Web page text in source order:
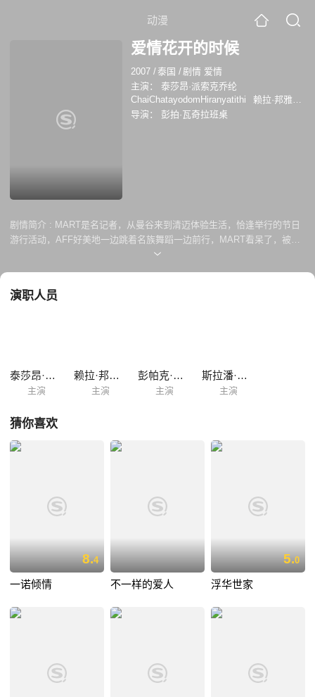
动漫
爱情花开的时候
2007 / 泰国 /剧情 爱情
主演：
泰莎昂·派索克乔纶
ChaiChatayodomHiranyatithi
赖拉·邦雅
淑
柯尔士艾达·潘恩温
导演： 彭拍·瓦奇拉班桌
剧情简介 : MART是名记者，从曼谷来到清迈体验生活，恰逢举行的节日
游行活动，AFF好美地一边跳着名族舞蹈一边前行，MART看呆了，被她
美貌所吸引，不停地给 AFF拍照。节日活动之后，MART不停地打探AFF
主角AFF是清迈当地染布房的大小姐，父亲去世了，只有母亲在世，她和
安慰他，于是他们发生了关系，而AFF和MART也发生了关系。之后
MART接到信件，要回曼谷了，他对AFF说他会回来的，要她等她。AFF
谷找他。而女二号为了摆脱她继父对她的骚扰和对MART的爱，已经在
AFF之前去了曼谷找到MART，住在他的家了。当AFF来到MART家，见
到了女二号，女二号撒谎说她和MART有了孩子，AFF受不了打击，连夜
会她怀了他的孩子。几年后他们的生活又发生了巨大的改变，故事的最后
演职人员
泰莎昂·派索克乔纶
主演
赖拉·邦雅淑
主演
彭帕克·西里古尔
主演
斯拉潘·瓦塔纳金达
主演
猜你喜欢
8.4
一诺倾情 不一样的爱人
5.0
浮华世家